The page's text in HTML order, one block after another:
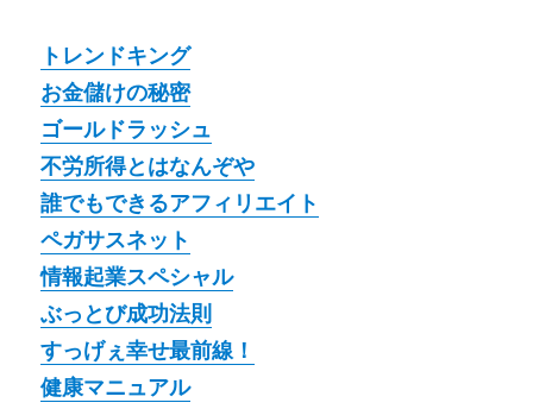
トレンドキング
お金儲けの秘密
ゴールドラッシュ
不労所得とはなんぞや
誰でもできるアフィリエイト
ペガサスネット
情報起業スペシャル
ぶっとび成功法則
すっげぇ幸せ最前線！
健康マニュアル